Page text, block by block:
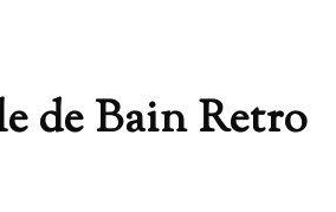
de Bain Retro